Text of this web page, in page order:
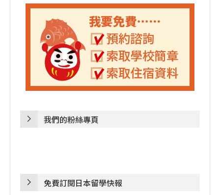
我們的粉絲專頁
免費訂閱日本留學快報